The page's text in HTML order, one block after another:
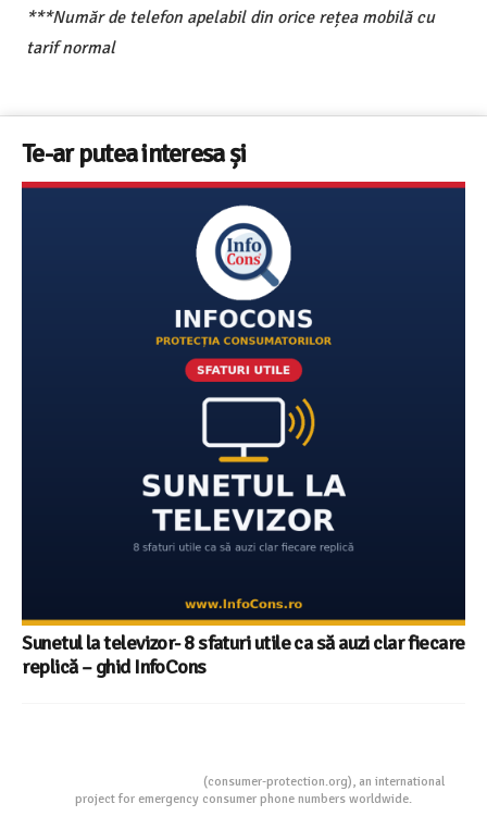
***Număr de telefon apelabil din orice rețea mobilă cu
tarif normal
Te-ar putea interesa și
Sunetul la televizor- 8 sfaturi utile ca să auzi clar fiecare
replică – ghid InfoCons
(consumer-protection.org), an international
project for emergency consumer phone numbers worldwide.